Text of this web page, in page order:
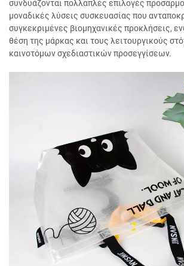
συνδυάζονται πολλαπλές επιλογές
μοναδικές λύσεις συσκευασίας που
συγκεκριμένες βιομηχανικές προκλήσεις,
θέση της μάρκας και τους λειτουργικούς
καινοτόμων σχεδιαστικών προσεγγίσεων.